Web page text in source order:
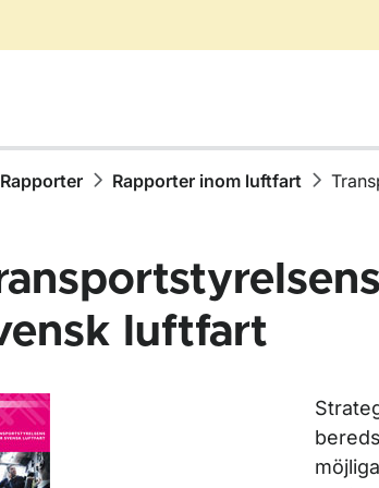
Rapporter Rapporter inom luftfart
Publikationer
Rapporter
luftfart